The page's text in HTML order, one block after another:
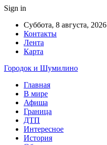
Sign in
Суббота, 8 августа, 2026
Контакты
Лента
Карта
Городок и Шумилино
Главная
В мире
Афиша
Граница
ДТП
Интересное
История